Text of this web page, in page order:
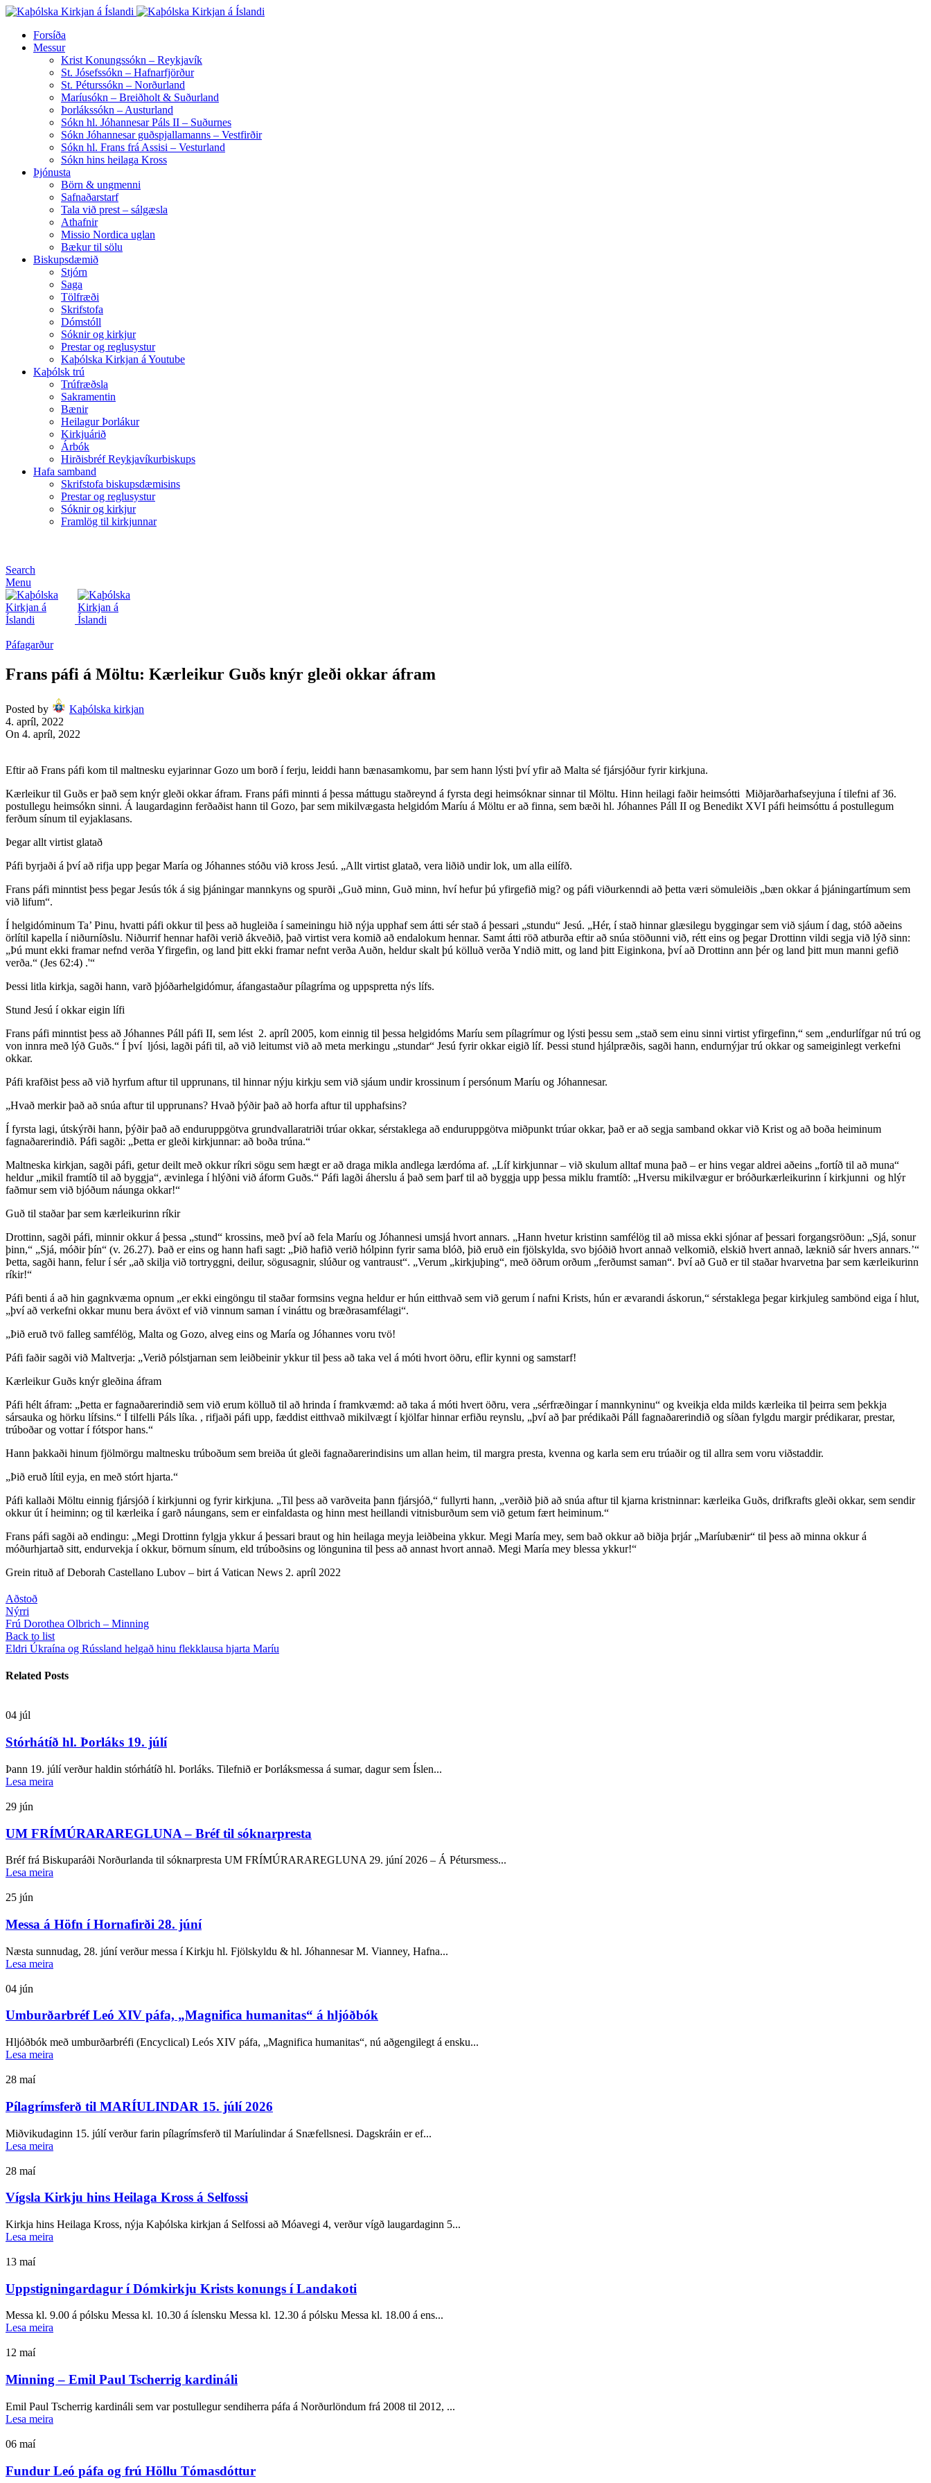
Forsíða
Messur
Krist Konungssókn – Reykjavík
St. Jósefssókn – Hafnarfjörður
St. Péturssókn – Norðurland
Maríusókn – Breiðholt & Suðurland
Þorlákssókn – Austurland
Sókn hl. Jóhannesar Páls II – Suðurnes
Sókn Jóhannesar guðspjallamanns – Vestfirðir
Sókn hl. Frans frá Assisi – Vesturland
Sókn hins heilaga Kross
Þjónusta
Börn & ungmenni
Safnaðarstarf
Tala við prest – sálgæsla
Athafnir
Missio Nordica uglan
Bækur til sölu
Biskupsdæmið
Stjórn
Saga
Tölfræði
Skrifstofa
Dómstóll
Sóknir og kirkjur
Prestar og reglusystur
Kaþólska Kirkjan á Youtube
Kaþólsk trú
Trúfræðsla
Sakramentin
Bænir
Heilagur Þorlákur
Kirkjuárið
Árbók
Hirðisbréf Reykjavíkurbiskups
Hafa samband
Skrifstofa biskupsdæmisins
Prestar og reglusystur
Sóknir og kirkjur
Framlög til kirkjunnar
Search
Menu
Páfagarður
Frans páfi á Möltu: Kærleikur Guðs knýr gleði okkar áfram
Posted by
Kaþólska kirkjan
4. apríl, 2022
On 4. apríl, 2022
Eftir að Frans páfi kom til maltnesku eyjarinnar Gozo um borð í ferju, leiddi hann bænasamkomu, þar sem hann lýsti því yfir að Malta sé fjársjóður fyrir kirkjuna.
Kærleikur til Guðs er það sem knýr gleði okkar áfram. Frans páfi minnti á þessa máttugu staðreynd á fyrsta degi heimsóknar sinnar til Möltu. Hinn heilagi faðir heimsótti Miðjarðarhafseyjuna í tilefni af 36.
postullegu heimsókn sinni. Á laugardaginn ferðaðist hann til Gozo, þar sem mikilvægasta helgidóm Maríu á Möltu er að finna, sem bæði hl. Jóhannes Páll II og Benedikt XVI páfi heimsóttu á postullegum
ferðum sínum til eyjaklasans.
Þegar allt virtist glatað
Páfi byrjaði á því að rifja upp þegar María og Jóhannes stóðu við kross Jesú. „Allt virtist glatað, vera liðið undir lok, um alla eilífð.
Frans páfi minntist þess þegar Jesús tók á sig þjáningar mannkyns og spurði „Guð minn, Guð minn, hví hefur þú yfirgefið mig? og páfi viðurkenndi að þetta væri sömuleiðis „bæn okkar á þjáningartímum sem
við lifum“.
Í helgidóminum Ta’ Pinu, hvatti páfi okkur til þess að hugleiða í sameiningu hið nýja upphaf sem átti sér stað á þessari „stundu“ Jesú. „Hér, í stað hinnar glæsilegu byggingar sem við sjáum í dag, stóð aðeins
örlítil kapella í niðurníðslu. Niðurrif hennar hafði verið ákveðið, það virtist vera komið að endalokum hennar. Samt átti röð atburða eftir að snúa stöðunni við, rétt eins og þegar Drottinn vildi segja við lýð sinn:
„Þú munt ekki framar nefnd verða Yfirgefin, og land þitt ekki framar nefnt verða Auðn, heldur skalt þú kölluð verða Yndið mitt, og land þitt Eiginkona, því að Drottinn ann þér og land þitt mun manni gefið
verða.“ (Jes 62:4) .'“
Þessi litla kirkja, sagði hann, varð þjóðarhelgidómur, áfangastaður pílagríma og uppspretta nýs lífs.
Stund Jesú í okkar eigin lífi
Frans páfi minntist þess að Jóhannes Páll páfi II, sem lést 2. apríl 2005, kom einnig til þessa helgidóms Maríu sem pílagrímur og lýsti þessu sem „stað sem einu sinni virtist yfirgefinn,“ sem „endurlífgar nú trú og
von innra með lýð Guðs.“ Í því ljósi, lagði páfi til, að við leitumst við að meta merkingu „stundar“ Jesú fyrir okkar eigið líf. Þessi stund hjálpræðis, sagði hann, endurnýjar trú okkar og sameiginlegt verkefni
okkar.
Páfi krafðist þess að við hyrfum aftur til upprunans, til hinnar nýju kirkju sem við sjáum undir krossinum í persónum Maríu og Jóhannesar.
„Hvað merkir það að snúa aftur til upprunans? Hvað þýðir það að horfa aftur til upphafsins?
Í fyrsta lagi, útskýrði hann, þýðir það að enduruppgötva grundvallaratriði trúar okkar, sérstaklega að enduruppgötva miðpunkt trúar okkar, það er að segja samband okkar við Krist og að boða heiminum
fagnaðarerindið. Páfi sagði: „Þetta er gleði kirkjunnar: að boða trúna.“
Maltneska kirkjan, sagði páfi, getur deilt með okkur ríkri sögu sem hægt er að draga mikla andlega lærdóma af. „Líf kirkjunnar – við skulum alltaf muna það – er hins vegar aldrei aðeins „fortíð til að muna“
heldur „mikil framtíð til að byggja“, ævinlega í hlýðni við áform Guðs.“ Páfi lagði áherslu á það sem þarf til að byggja upp þessa miklu framtíð: „Hversu mikilvægur er bróðurkærleikurinn í kirkjunni og hlýr
faðmur sem við bjóðum náunga okkar!“
Guð til staðar þar sem kærleikurinn ríkir
Drottinn, sagði páfi, minnir okkur á þessa „stund“ krossins, með því að fela Maríu og Jóhannesi umsjá hvort annars. „Hann hvetur kristinn samfélög til að missa ekki sjónar af þessari forgangsröðun: „Sjá, sonur
þinn,“ „Sjá, móðir þín“ (v. 26.27). Það er eins og hann hafi sagt: „Þið hafið verið hólpinn fyrir sama blóð, þið eruð ein fjölskylda, svo bjóðið hvort annað velkomið, elskið hvert annað, læknið sár hvers annars.’“
Þetta, sagði hann, felur í sér „að skilja við tortryggni, deilur, sögusagnir, slúður og vantraust“. „Verum „kirkjuþing“, með öðrum orðum „ferðumst saman“. Því að Guð er til staðar hvarvetna þar sem kærleikurinn
ríkir!“
Páfi benti á að hin gagnkvæma opnum „er ekki eingöngu til staðar formsins vegna heldur er hún eitthvað sem við gerum í nafni Krists, hún er ævarandi áskorun,“ sérstaklega þegar kirkjuleg sambönd eiga í hlut,
„því að verkefni okkar munu bera ávöxt ef við vinnum saman í vináttu og bræðrasamfélagi“.
„Þið eruð tvö falleg samfélög, Malta og Gozo, alveg eins og María og Jóhannes voru tvö!
Páfi faðir sagði við Maltverja: „Verið pólstjarnan sem leiðbeinir ykkur til þess að taka vel á móti hvort öðru, eflir kynni og samstarf!
Kærleikur Guðs knýr gleðina áfram
Páfi hélt áfram: „Þetta er fagnaðarerindið sem við erum kölluð til að hrinda í framkvæmd: að taka á móti hvert öðru, vera „sérfræðingar í mannkyninu“ og kveikja elda milds kærleika til þeirra sem þekkja
sársauka og hörku lífsins.“ Í tilfelli Páls líka. , rifjaði páfi upp, fæddist eitthvað mikilvægt í kjölfar hinnar erfiðu reynslu, „því að þar prédikaði Páll fagnaðarerindið og síðan fylgdu margir prédikarar, prestar,
trúboðar og vottar í fótspor hans.“
Hann þakkaði hinum fjölmörgu maltnesku trúboðum sem breiða út gleði fagnaðarerindisins um allan heim, til margra presta, kvenna og karla sem eru trúaðir og til allra sem voru viðstaddir.
„Þið eruð lítil eyja, en með stórt hjarta.“
Páfi kallaði Möltu einnig fjársjóð í kirkjunni og fyrir kirkjuna. „Til þess að varðveita þann fjársjóð,“ fullyrti hann, „verðið þið að snúa aftur til kjarna kristninnar: kærleika Guðs, drifkrafts gleði okkar, sem sendir
okkur út í heiminn; og til kærleika í garð náungans, sem er einfaldasta og hinn mest heillandi vitnisburðum sem við getum fært heiminum.“
Frans páfi sagði að endingu: „Megi Drottinn fylgja ykkur á þessari braut og hin heilaga meyja leiðbeina ykkur. Megi María mey, sem bað okkur að biðja þrjár „Maríubænir“ til þess að minna okkur á
móðurhjartað sitt, endurvekja í okkur, börnum sínum, eld trúboðsins og löngunina til þess að annast hvort annað. Megi María mey blessa ykkur!“
Grein rituð af Deborah Castellano Lubov – birt á Vatican News 2. apríl 2022
Aðstoð
Nýrri
Frú Dorothea Olbrich – Minning
Back to list
Eldri Úkraína og Rússland helgað hinu flekklausa hjarta Maríu
Related Posts
04 júl
Stórhátíð hl. Þorláks 19. júlí
Þann 19. júlí verður haldin stórhátíð hl. Þorláks. Tilefnið er Þorláksmessa á sumar, dagur sem Íslen...
Lesa meira
29 jún
UM FRÍMÚRARAREGLUNA – Bréf til sóknarpresta
Bréf frá Biskuparáði Norðurlanda til sóknarpresta UM FRÍMÚRARAREGLUNA 29. júní 2026 – Á Pétursmess...
Lesa meira
25 jún
Messa á Höfn í Hornafirði 28. júní
Næsta sunnudag, 28. júní verður messa í Kirkju hl. Fjölskyldu & hl. Jóhannesar M. Vianney, Hafna...
Lesa meira
04 jún
Umburðarbréf Leó XIV páfa, „Magnifica humanitas“ á hljóðbók
Hljóðbók með umburðarbréfi (Encyclical) Leós XIV páfa, „Magnifica humanitas“, nú aðgengilegt á ensku...
Lesa meira
28 maí
Pílagrímsferð til MARÍULINDAR 15. júlí 2026
Miðvikudaginn 15. júlí verður farin pílagrímsferð til Maríulindar á Snæfellsnesi. Dagskráin er ef...
Lesa meira
28 maí
Vígsla Kirkju hins Heilaga Kross á Selfossi
Kirkja hins Heilaga Kross, nýja Kaþólska kirkjan á Selfossi að Móavegi 4, verður vígð laugardaginn 5...
Lesa meira
13 maí
Uppstigningardagur í Dómkirkju Krists konungs í Landakoti
Messa kl. 9.00 á pólsku Messa kl. 10.30 á íslensku Messa kl. 12.30 á pólsku Messa kl. 18.00 á ens...
Lesa meira
12 maí
Minning – Emil Paul Tscherrig kardináli
Emil Paul Tscherrig kardináli sem var postullegur sendiherra páfa á Norðurlöndum frá 2008 til 2012, ...
Lesa meira
06 maí
Fundur Leó páfa og frú Höllu Tómasdóttur